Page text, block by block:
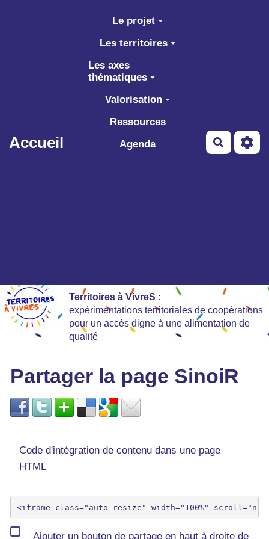
Aller au contenu principal
Accueil
Le projet
Les territoires
Les axes
thématiques
Valorisation
Ressources
Agenda
Territoires à VivreS :
expérimentations territoriales de coopérations
pour un accès digne à une alimentation de
qualité
Partager la page SinoiR
Code d'intégration de contenu dans une page
HTML
Ajouter un bouton de partage en haut à droite de